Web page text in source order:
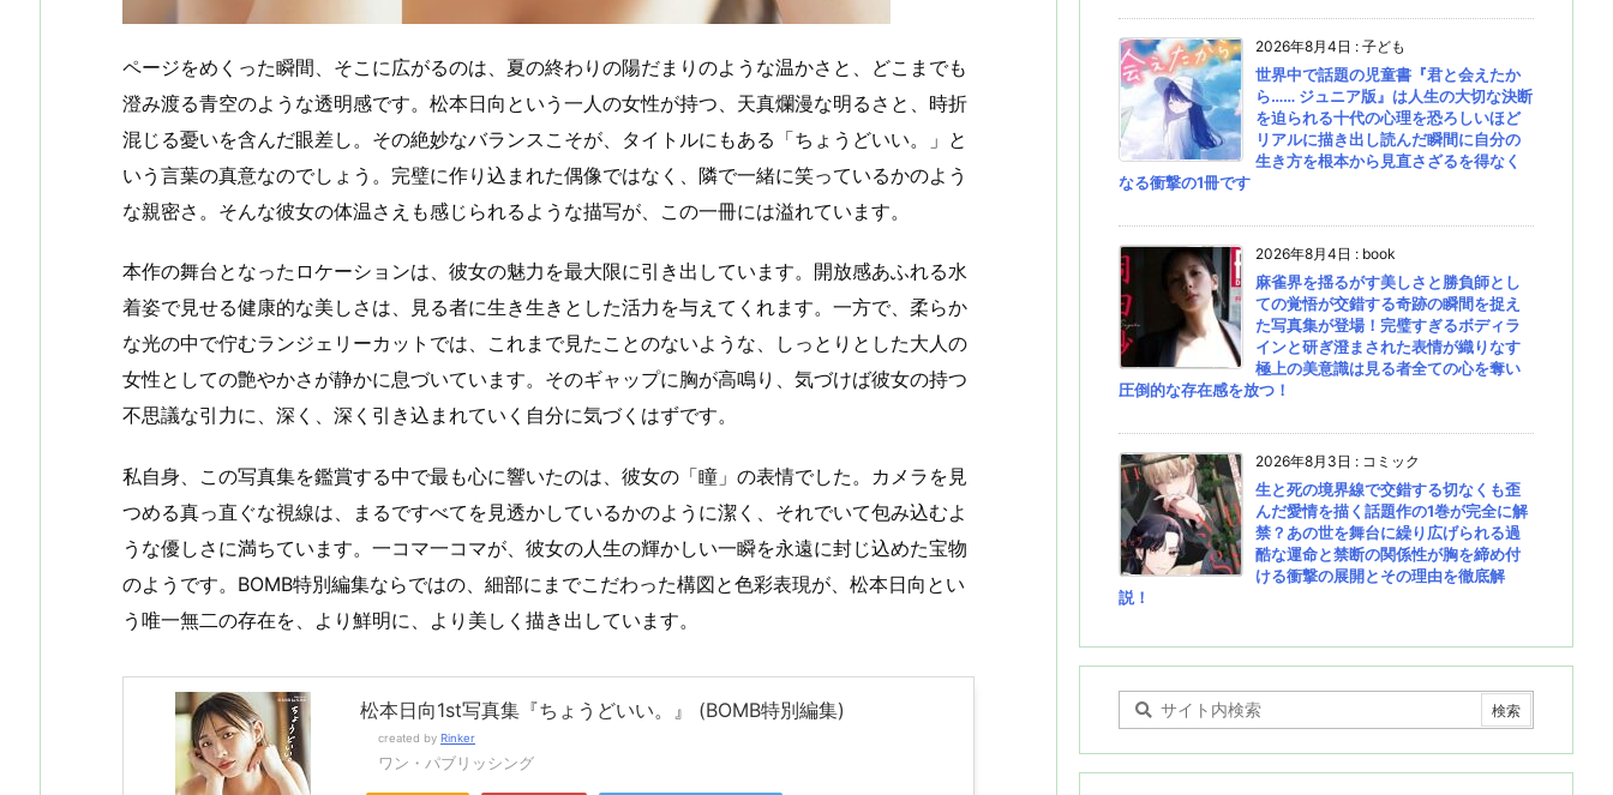
ページをめくった瞬間、そこに広がるのは、夏の終わりの陽だまりのような温かさと、どこまでも
澄み渡る青空のような透明感です。松本日向という一人の女性が持つ、天真爛漫な明るさと、時折
混じる憂いを含んだ眼差し。その絶妙なバランスこそが、タイトルにもある「ちょうどいい。」と
いう言葉の真意なのでしょう。完璧に作り込まれた偶像ではなく、隣で一緒に笑っているかのよう
な親密さ。そんな彼女の体温さえも感じられるような描写が、この一冊には溢れています。
本作の舞台となったロケーションは、彼女の魅力を最大限に引き出しています。開放感あふれる水
着姿で見せる健康的な美しさは、見る者に生き生きとした活力を与えてくれます。一方で、柔らか
な光の中で佇むランジェリーカットでは、これまで見たことのないような、しっとりとした大人の
女性としての艶やかさが静かに息づいています。そのギャップに胸が高鳴り、気づけば彼女の持つ
不思議な引力に、深く、深く引き込まれていく自分に気づくはずです。
私自身、この写真集を鑑賞する中で最も心に響いたのは、彼女の「瞳」の表情でした。カメラを見
つめる真っ直ぐな視線は、まるですべてを見透かしているかのように潔く、それでいて包み込むよ
うな優しさに満ちています。一コマ一コマが、彼女の人生の輝かしい一瞬を永遠に封じ込めた宝物
のようです。BOMB特別編集ならではの、細部にまでこだわった構図と色彩表現が、松本日向とい
う唯一無二の存在を、より鮮明に、より美しく描き出しています。
松本日向1st写真集『ちょうどいい。』 (BOMB特別編集)
created by Rinker
ワン・パブリッシング
2026年8月4日 : 子ども
世界中で話題の児童書『君と会えたか
ら…… ジュニア版』は人生の大切な決断
を迫られる十代の心理を恐ろしいほど
リアルに描き出し読んだ瞬間に自分の
生き方を根本から見直さざるを得なく
なる衝撃の1冊です
2026年8月4日 : book
麻雀界を揺るがす美しさと勝負師とし
ての覚悟が交錯する奇跡の瞬間を捉え
た写真集が登場！完璧すぎるボディラ
インと研ぎ澄まされた表情が織りなす
極上の美意識は見る者全ての心を奪い
圧倒的な存在感を放つ！
2026年8月3日 : コミック
生と死の境界線で交錯する切なくも歪
んだ愛情を描く話題作の1巻が完全に解
禁？あの世を舞台に繰り広げられる過
酷な運命と禁断の関係性が胸を締め付
ける衝撃の展開とその理由を徹底解
説！